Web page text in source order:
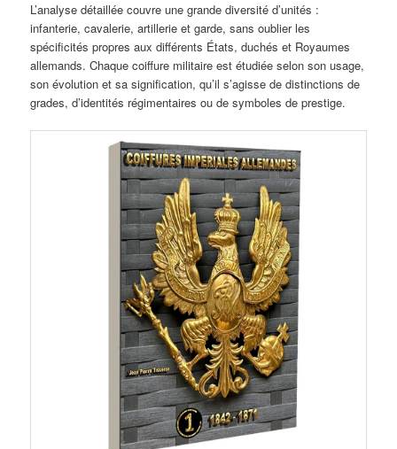
L’analyse détaillée couvre une grande diversité d’unités :
infanterie, cavalerie, artillerie et garde, sans oublier les
spécificités propres aux différents États, duchés et Royaumes
allemands. Chaque coiffure militaire est étudiée selon son usage,
son évolution et sa signification, qu’il s’agisse de distinctions de
grades, d’identités régimentaires ou de symboles de prestige.